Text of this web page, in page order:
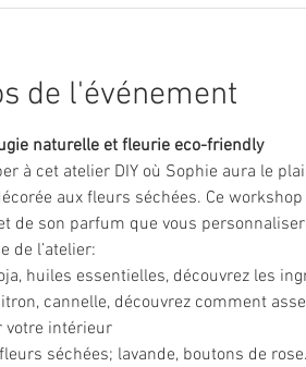
de l'événement
naturelle et fleurie eco-friendly
à cet atelier DIY où Sophie aura le
aux fleurs séchées. Ce
de son parfum que vous
de l’atelier:
huiles essentielles, découvrez les
cannelle, découvrez comment
votre intérieur
séchées; lavande, boutons de